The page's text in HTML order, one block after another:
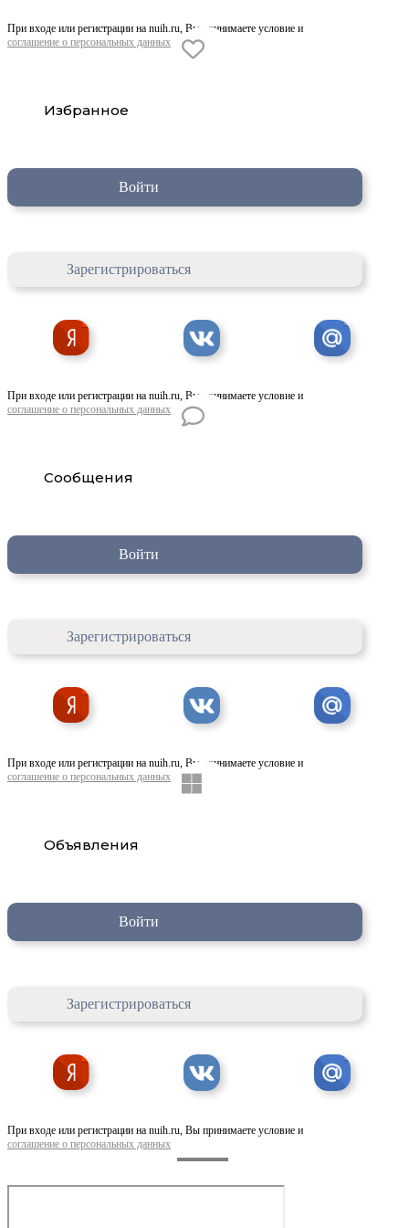
При входе или регистрации на nuih.ru, Вы принимаете условие и
соглашение о персональных данных
Избранное
Войти
Зарегистрироваться
При входе или регистрации на nuih.ru, Вы принимаете условие и
соглашение о персональных данных
Сообщения
Войти
Зарегистрироваться
При входе или регистрации на nuih.ru, Вы принимаете условие и
соглашение о персональных данных
Объявления
Войти
Зарегистрироваться
При входе или регистрации на nuih.ru, Вы принимаете условие и
соглашение о персональных данных